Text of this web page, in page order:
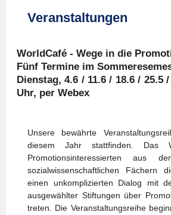
Veranstaltungen
WorldCafé - Wege in die
Fünf Termine im
Dienstag, 4.6 / 11.6 / 18.6 / 25.5
Uhr, per Webex
Unsere bewährte
diesem Jahr stattfinden. Das
Promotionsinteressierten aus
sozialwissenschaftlichen Fächern
einen unkomplizierten Dialog mit
ausgewählter Stiftungen über
treten. Die Veranstaltungsreihe